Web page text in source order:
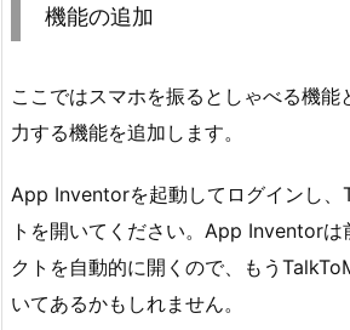
機能の追加
ここではスマホを振るとしゃべる機能
力する機能を追加します。
App Inventorを起動してログインし、
トを開いてください。App Inventorは
クトを自動的に開くので、もう
いてあるかもしれません。